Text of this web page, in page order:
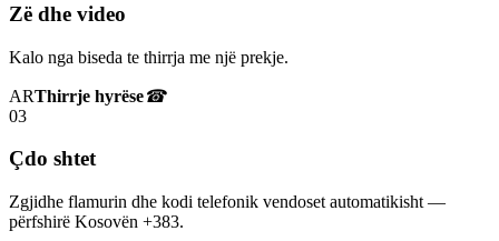
Zë dhe video
Kalo nga biseda te thirrja me një prekje.
ARThirrje hyrëse☎
03
Çdo shtet
Zgjidhe flamurin dhe kodi telefonik vendoset automatikisht —
përfshirë Kosovën +383.